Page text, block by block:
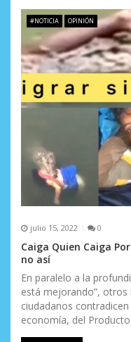
e
n
t
r
a
a
#NOTICIA OPINIÓN
julio 15, 2022 0
Caiga Quien Caiga
no así
En paralelo a la
está mejorando”, otros
ciudadanos
economía, del